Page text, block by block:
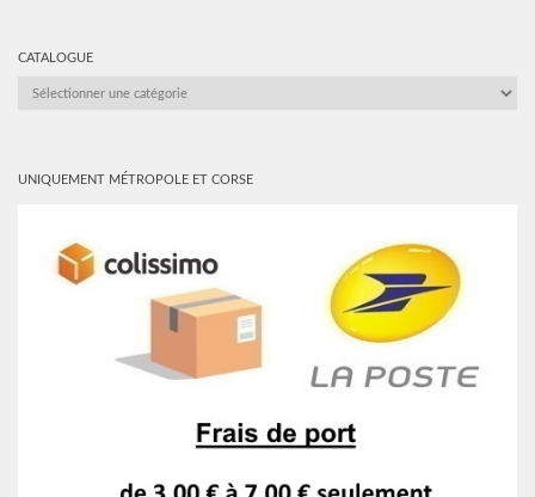
CATALOGUE
CATALOGUE
UNIQUEMENT MÉTROPOLE ET CORSE